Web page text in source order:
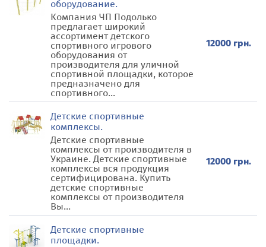
оборудование.
Компания ЧП Подолько
предлагает широкий
ассортимент детского
спортивного игрового
оборудования от
производителя для уличной
спортивной площадки, которое
предназначено для
спортивного...
12000 грн.
Детские спортивные
комплексы.
Детские спортивные
комплексы от производителя в
Украине. Детские спортивные
комплексы вся продукция
сертифицирована. Купить
детские спортивные
комплексы от производителя
Вы...
12000 грн.
Детские спортивные
площадки.